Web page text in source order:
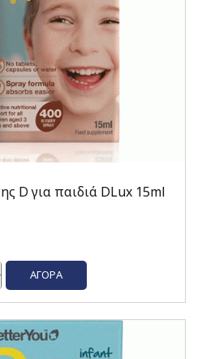
D για παιδιά DLux 15ml
ΑΓΟΡΆ